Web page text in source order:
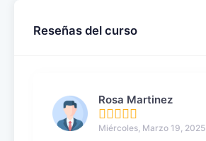
Reseñas del curso
Rosa Martinez
Miércoles, Marzo 19, 2025